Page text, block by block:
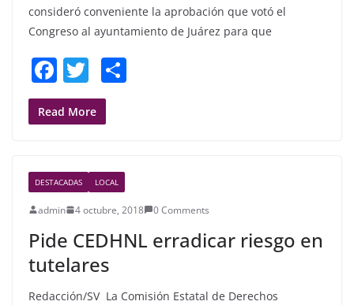
consideró conveniente la aprobación que votó el
Congreso al ayuntamiento de Juárez para que
F
a
c
b
o
o
k
T
w
itt
Read More
DESTACADAS LOCAL
admin 4 octubre, 2018 0 Comments
Pide CEDHNL erradicar riesgo en
tutelares
Redacción/SV La Comisión Estatal de Derechos